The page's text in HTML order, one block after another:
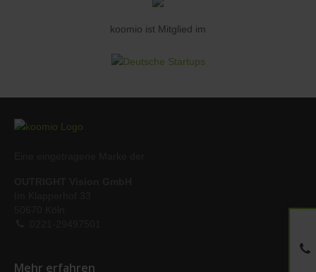
koomio ist Mitglied im
Mehr erfahren